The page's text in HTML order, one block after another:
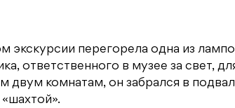
перегорела одна из
ответственного в музее за свет,
двум комнатам, он забрался в